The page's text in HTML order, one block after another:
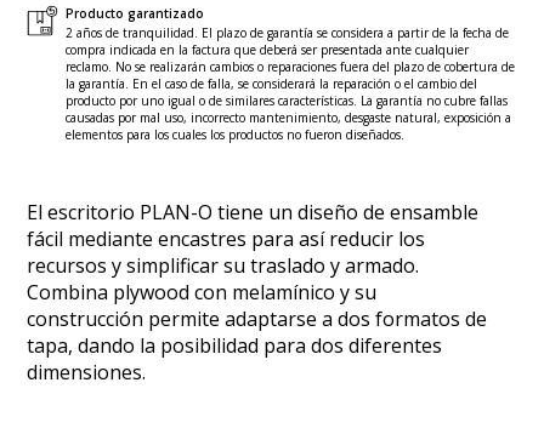
Producto garantizado
2 años de tranquilidad. El plazo de garantía se considera a partir de la fecha de
compra indicada en la factura que deberá ser presentada ante cualquier
reclamo. No se realizarán cambios o reparaciones fuera del plazo de cobertura de
la garantía. En el caso de falla, se considerará la reparación o el cambio del
producto por uno igual o de similares características. La garantía no cubre fallas
causadas por mal uso, incorrecto mantenimiento, desgaste natural, exposición a
elementos para los cuales los productos no fueron diseñados.
El escritorio PLAN-O tiene un diseño de ensamble
fácil mediante encastres para así reducir los
recursos y simplificar su traslado y armado.
Combina plywood con melamínico y su
construcción permite adaptarse a dos formatos de
tapa, dando la posibilidad para dos diferentes
dimensiones.